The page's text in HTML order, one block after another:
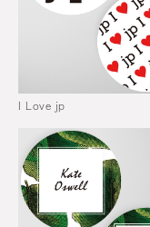
I Love jp